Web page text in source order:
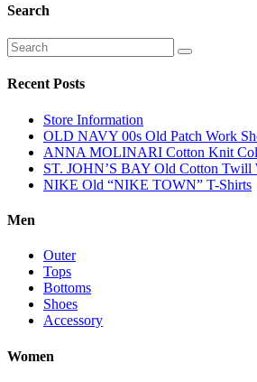
Search
Recent Posts
Store Information
OLD NAVY 00s Old Patch Work
ANNA MOLINARI Cotton Knit
ST. JOHN’S BAY Old Cotton Twill
NIKE Old “NIKE TOWN” T-Shirts
Men
Outer
Tops
Bottoms
Shoes
Accessory
Women